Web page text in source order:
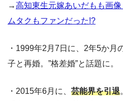
→高知東生元嫁あいだもも画
ムタクもファンだった!?
・1999年2月7日に、2年5か月
子と再婚。”格差婚”と話題に。
・2015年6月に、 芸能界を引退